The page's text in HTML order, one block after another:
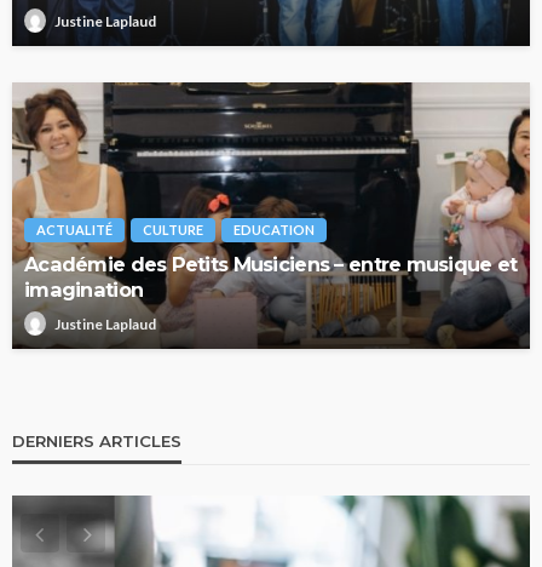
Justine Laplaud
ACTUALITÉ CULTURE EDUCATION
Académie des Petits Musiciens – entre musique et
imagination
Justine Laplaud
DERNIERS ARTICLES